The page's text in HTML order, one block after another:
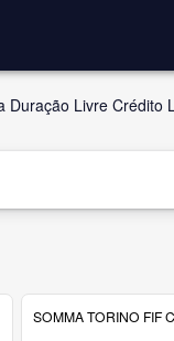
Duração Livre Crédito
SOMMA TORINO FIF